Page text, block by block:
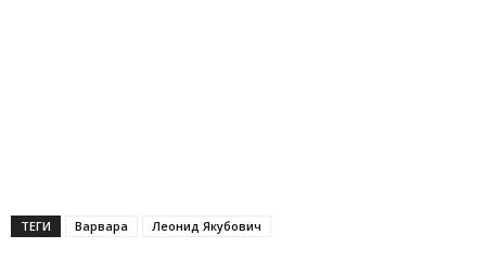
ТЕГИ Варвара Леонид Якубович